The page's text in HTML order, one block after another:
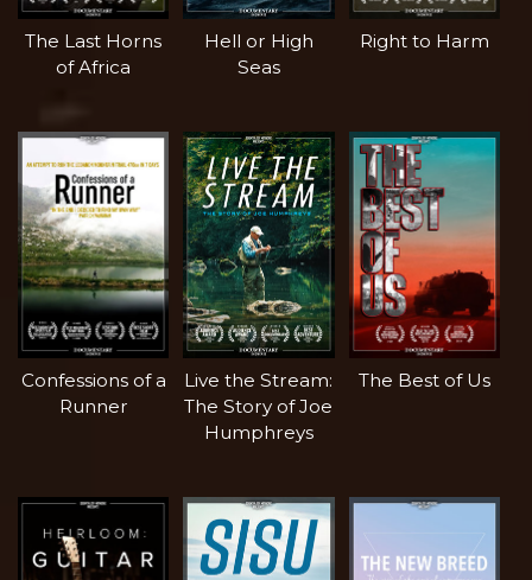
The Last Horns
of Africa
Hell or High
Seas
Right to Harm
Confessions of a
Runner
Live the Stream:
The Story of Joe
Humphreys
The Best of Us